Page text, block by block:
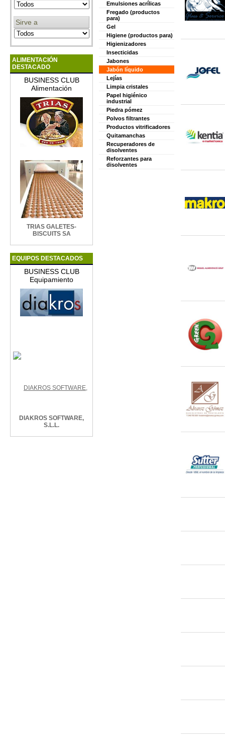
Sirve a
ALIMENTACIÓN
DESTACADO
BUSINESS CLUB
Alimentación
TRIAS GALETES-
BISCUITS SA
EQUIPOS DESTACADOS
BUSINESS CLUB
Equipamiento
DIAKROS SOFTWARE,
S.L.L.
Emulsiones acrílicas
Fregado (productos
para)
Gel
Higiene (productos para)
Higienizadores
Insecticidas
Jabones
Jabón líquido
Lejías
Limpia cristales
Papel higiénico
industrial
Piedra pómez
Polvos filtrantes
Productos vitrificadores
Quitamanchas
Recuperadores de
disolventes
Reforzantes para
disolventes